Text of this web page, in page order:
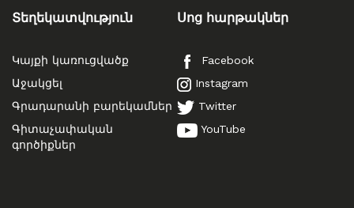
Տեղեկատվություն
Կայքի կառուցվածք
Աջակցել
Գրադարանի բարեկամներ
Գիտաչափական
գործիքներ
Սոց հարթակներ
Facebook
Instagram
Twitter
YouTube